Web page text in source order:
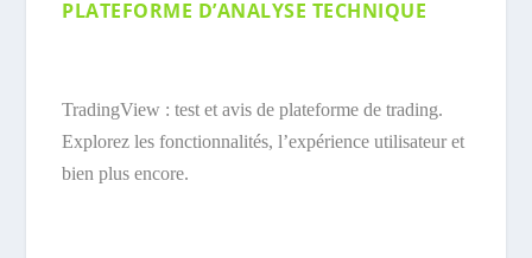
PLATEFORME D’ANALYSE TECHNIQUE
TradingView : test et avis de plateforme de trading.
Explorez les fonctionnalités, l’expérience utilisateur et
bien plus encore.